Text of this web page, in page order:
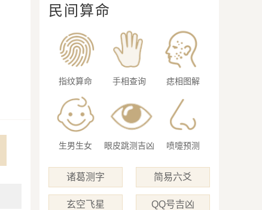
民间算命
指纹算命 手相查询 痣相图解
生男生女 眼皮跳测吉凶 喷嚏预测
诸葛测字 简易六爻
玄空飞星 QQ号吉凶